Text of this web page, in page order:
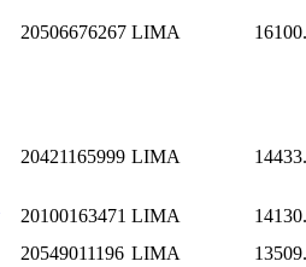
20506676267 LIMA
20421165999 LIMA
20100163471 LIMA
20549011196 LIMA